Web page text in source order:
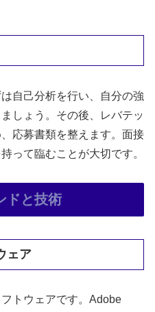
自己分析を行い、自分の強
しょう。その後、レバテッ
応募書類を整えます。面接
って臨むことが大切です。
ドと技術
ェア
トウェアです。Adobe